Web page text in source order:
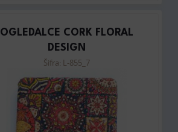
OGLEDALCE CORK FLORAL
DESIGN
Šifra: L-855_7